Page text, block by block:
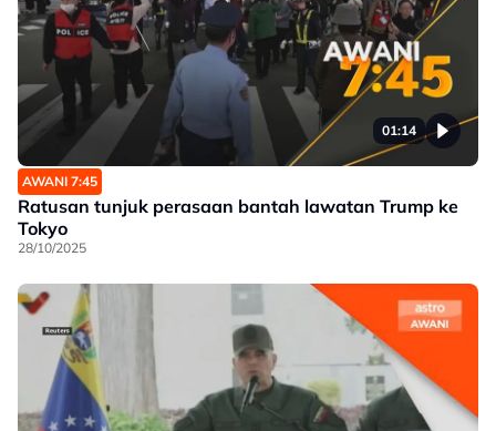
01:14
AWANI 7:45
Ratusan tunjuk perasaan bantah lawatan Trump ke
Tokyo
28/10/2025